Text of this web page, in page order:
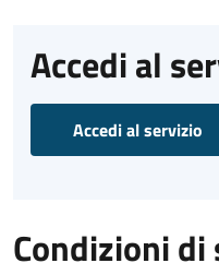
Accedi al
Accedi al servizio
Condizioni di